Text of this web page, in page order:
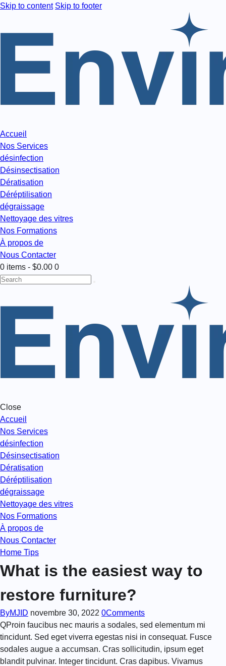
Skip to content Skip to footer
Accueil
Nos Services
désinfection
Désinsectisation
Dératisation
Déréptilisation
dégraissage
Nettoyage des vitres
Nos Formations
À propos de
Nous Contacter
0 items - $0.00 0
Close
Accueil
Nos Services
désinfection
Désinsectisation
Dératisation
Déréptilisation
dégraissage
Nettoyage des vitres
Nos Formations
À propos de
Nous Contacter
Home Tips
What is the easiest way to
restore furniture?
ByMJID novembre 30, 2022 0Comments
QProin faucibus nec mauris a sodales, sed elementum mi
tincidunt. Sed eget viverra egestas nisi in consequat. Fusce
sodales augue a accumsan. Cras sollicitudin, ipsum eget
blandit pulvinar. Integer tincidunt. Cras dapibus. Vivamus